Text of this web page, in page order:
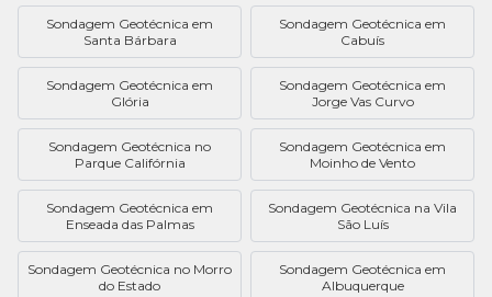
Sondagem Geotécnica em
Santa Bárbara
Sondagem Geotécnica em
Cabuís
Sondagem Geotécnica em
Glória
Sondagem Geotécnica em
Jorge Vas Curvo
Sondagem Geotécnica no
Parque Califórnia
Sondagem Geotécnica em
Moinho de Vento
Sondagem Geotécnica em
Enseada das Palmas
Sondagem Geotécnica na Vila
São Luís
Sondagem Geotécnica no Morro
do Estado
Sondagem Geotécnica em
Albuquerque